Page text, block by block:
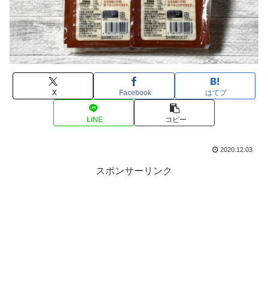
X Facebook はてブ
LINE コピー
2020.12.03
スポンサーリンク